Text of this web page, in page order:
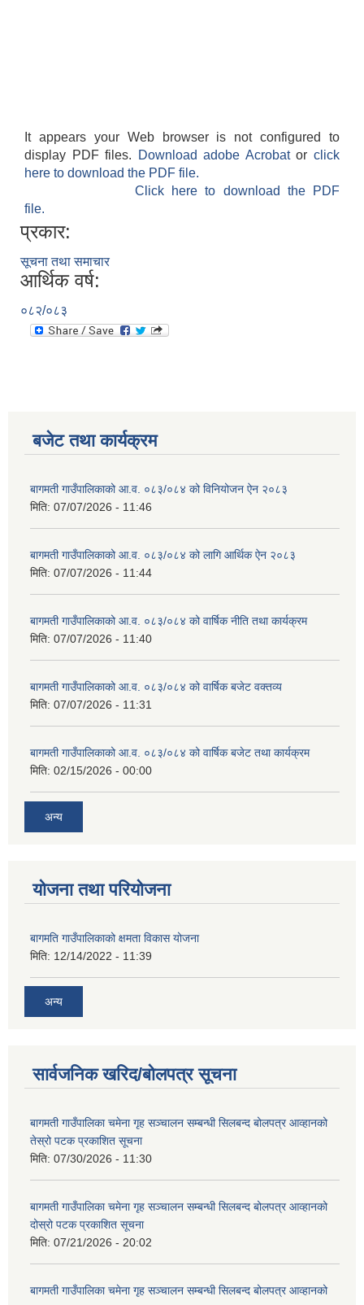
It appears your Web browser is not configured to
display PDF files.
Download adobe Acrobatorclick
here to download the PDF file.
Click here to download the PDF
file.
प्रकार:
सूचना तथा समाचार
आर्थिक वर्ष:
०८२/०८३
बजेट तथा कार्यक्रम
बागमती गाउँपालिकाको आ.व. ०८३/०८४ को विनियोजन ऐन २०८३
मिति: 07/07/2026 - 11:46
बागमती गाउँपालिकाको आ.व. ०८३/०८४ को लागि आर्थिक ऐन २०८३
मिति: 07/07/2026 - 11:44
बागमती गाउँपालिकाको आ.व. ०८३/०८४ को वार्षिक नीति तथा कार्यक्रम
मिति: 07/07/2026 - 11:40
बागमती गाउँपालिकाको आ.व. ०८३/०८४ को वार्षिक बजेट वक्तव्य
मिति: 07/07/2026 - 11:31
बागमती गाउँपालिकाको आ.व. ०८३/०८४ को वार्षिक बजेट तथा कार्यक्रम
मिति: 02/15/2026 - 00:00
अन्य
योजना तथा परियोजना
बागमति गाउँपालिकाको क्षमता विकास योजना
मिति: 12/14/2022 - 11:39
अन्य
सार्वजनिक खरिद/बोलपत्र सूचना
बागमती गाउँपालिका चमेना गृह सञ्चालन सम्बन्धी सिलबन्द बोलपत्र आव्हानको
तेस्रो पटक प्रकाशित सूचना
मिति: 07/30/2026 - 11:30
बागमती गाउँपालिका चमेना गृह सञ्चालन सम्बन्धी सिलबन्द बोलपत्र आव्हानको
दोस्रो पटक प्रकाशित सूचना
मिति: 07/21/2026 - 20:02
बागमती गाउँपालिका चमेना गृह सञ्चालन सम्बन्धी सिलबन्द बोलपत्र आव्हानको